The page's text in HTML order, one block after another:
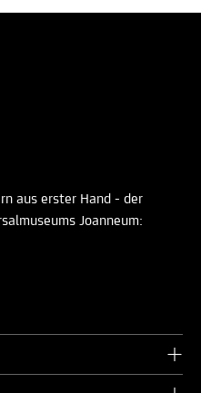
aus erster Hand - der
Joanneum: